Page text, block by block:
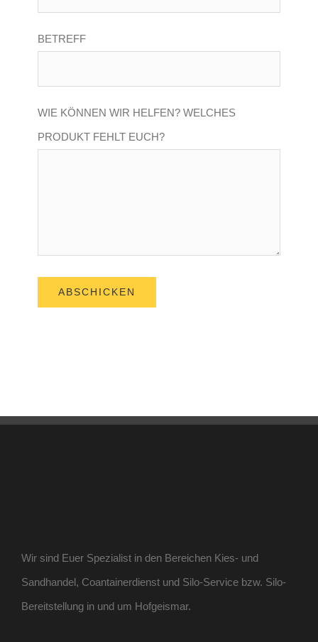
BETREFF
WIE KÖNNEN WIR HELFEN? WELCHES
PRODUKT FEHLT EUCH?
Wir sind Euer Spezialist in den Bereichen Kies- und
Sandhandel, Coantainerdienst und Silo-Service bzw. Silo-
Bereitstellung in und um Hofgeismar.